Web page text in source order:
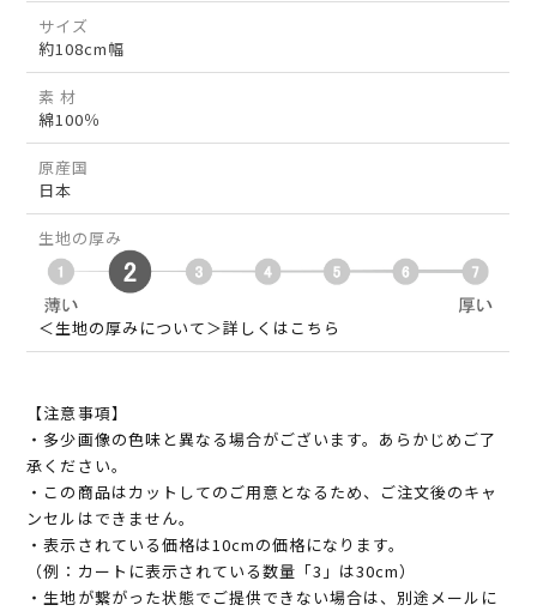
サイズ
約108cm幅
素 材
綿100％
原産国
日本
生地の厚み
＜生地の厚みについて＞詳しくはこちら
【注意事項】
・多少画像の色味と異なる場合がございます。あらかじめご了
承ください。
・この商品はカットしてのご用意となるため、ご注文後のキャ
ンセルはできません。
・表示されている価格は10cmの価格になります。
（例：カートに表示されている数量「3」は30cm）
・生地が繋がった状態でご提供できない場合は、別途メールに